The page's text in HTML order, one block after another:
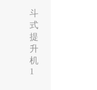
斗
式
提
升
机
1